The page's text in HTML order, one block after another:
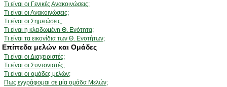
Τι είναι οι Γενικές Ανακοινώσεις;
Τι είναι οι Ανακοινώσεις;
Τι είναι οι Σημειώσεις;
Τι είναι η κλειδωμένη Θ. Ενότητα;
Τι είναι τα εικονίδια των Θ. Ενοτήτων;
Επίπεδα μελών και Ομάδες
Τι είναι οι Διαχειριστές;
Τι είναι οι Συντονιστές;
Τι είναι οι ομάδες μελών;
Πως εγγράφομαι σε μία ομάδα Μελών;